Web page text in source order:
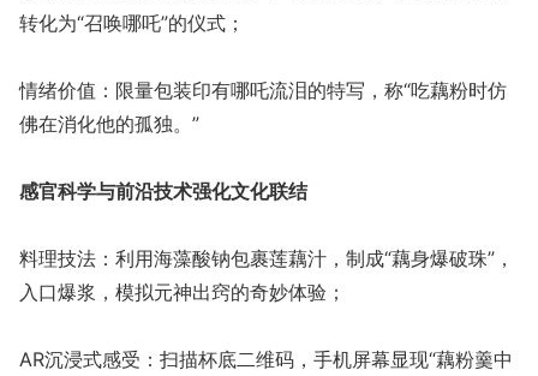
转化为“召唤哪吒”的仪式；
情绪价值：限量包装印有哪吒流泪的特写，称“吃藕粉时仿
佛在消化他的孤独。”
感官科学与前沿技术强化文化联结
料理技法：利用海藻酸钠包裹莲藕汁，制成“藕身爆破珠”，
入口爆浆，模拟元神出窍的奇妙体验；
AR沉浸式感受：扫描杯底二维码，手机屏幕显现“藕粉羹中